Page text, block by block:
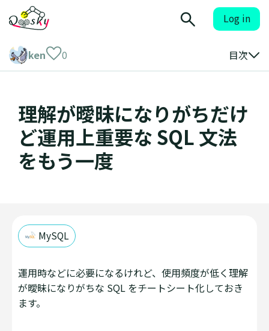
Log in
ken 0 目次
理解が曖昧になりがちだけ
ど運用上重要な SQL 文法
をもう一度
MySQL
運用時などに必要になるけれど、使用頻度が低く理解
が曖昧になりがちな SQL をチートシート化しておき
ます。